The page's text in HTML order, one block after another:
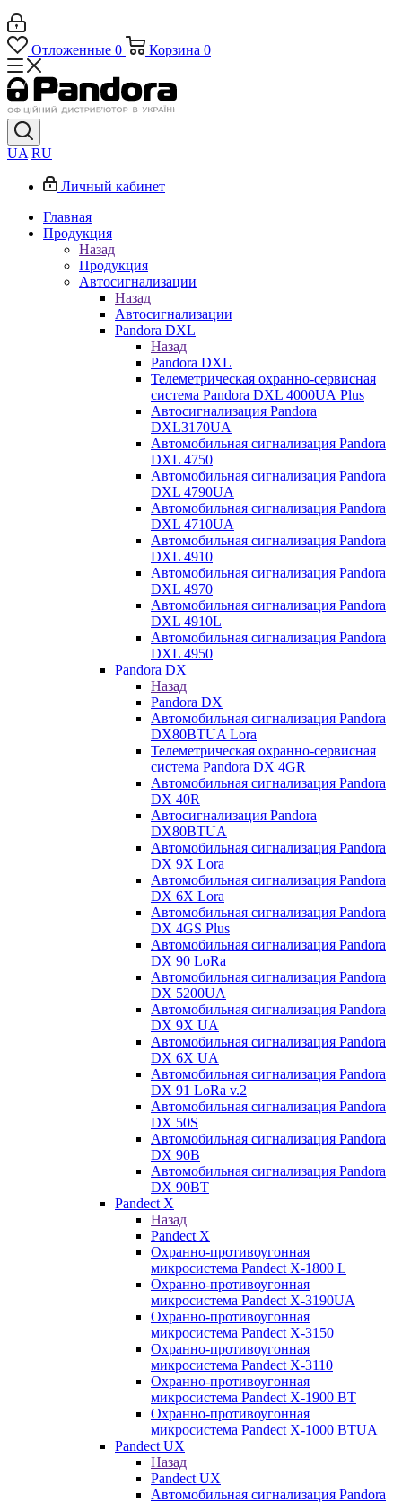
Отложенные 0 Корзина 0
UA RU
Личный кабинет
Главная
Продукция
Назад
Продукция
Автосигнализации
Назад
Автосигнализации
Pandora DXL
Назад
Pandora DXL
Телеметрическая охранно-сервисная
система Pandora DXL 4000UA Plus
Автосигнализация Pandora
DXL3170UA
Автомобильная сигнализация Pandora
DXL 4750
Автомобильная сигнализация Pandora
DXL 4790UA
Автомобильная сигнализация Pandora
DXL 4710UA
Автомобильная сигнализация Pandora
DXL 4910
Автомобильная сигнализация Pandora
DXL 4970
Автомобильная сигнализация Pandora
DXL 4910L
Автомобильная сигнализация Pandora
DXL 4950
Pandora DX
Назад
Pandora DX
Автомобильная сигнализация Pandora
DX80BTUA Lora
Телеметрическая охранно-сервисная
система Pandora DX 4GR
Автомобильная сигнализация Pandora
DX 40R
Автосигнализация Pandora
DX80BTUA
Автомобильная сигнализация Pandora
DX 9X Lora
Автомобильная сигнализация Pandora
DX 6X Lora
Автомобильная сигнализация Pandora
DX 4GS Plus
Автомобильная сигнализация Pandora
DX 90 LoRa
Автомобильная сигнализация Pandora
DX 5200UA
Автомобильная сигнализация Pandora
DX 9Х UA
Автомобильная сигнализация Pandora
DX 6Х UA
Автомобильная сигнализация Pandora
DX 91 LoRa v.2
Автомобильная сигнализация Pandora
DX 50S
Автомобильная сигнализация Pandora
DX 90B
Автомобильная сигнализация Pandora
DX 90BT
Pandect X
Назад
Pandect X
Охранно-противоугонная
микросистема Pandect X-1800 L
Охранно-противоугонная
микросистема Pandect X-3190UA
Охранно-противоугонная
микросистема Pandect X-3150
Охранно-противоугонная
микросистема Pandect X-3110
Охранно-противоугонная
микросистема Pandect X-1900 BT
Охранно-противоугонная
микросистема Pandect X-1000 BTUA
Pandect UX
Назад
Pandect UX
Автомобильная сигнализация Pandora